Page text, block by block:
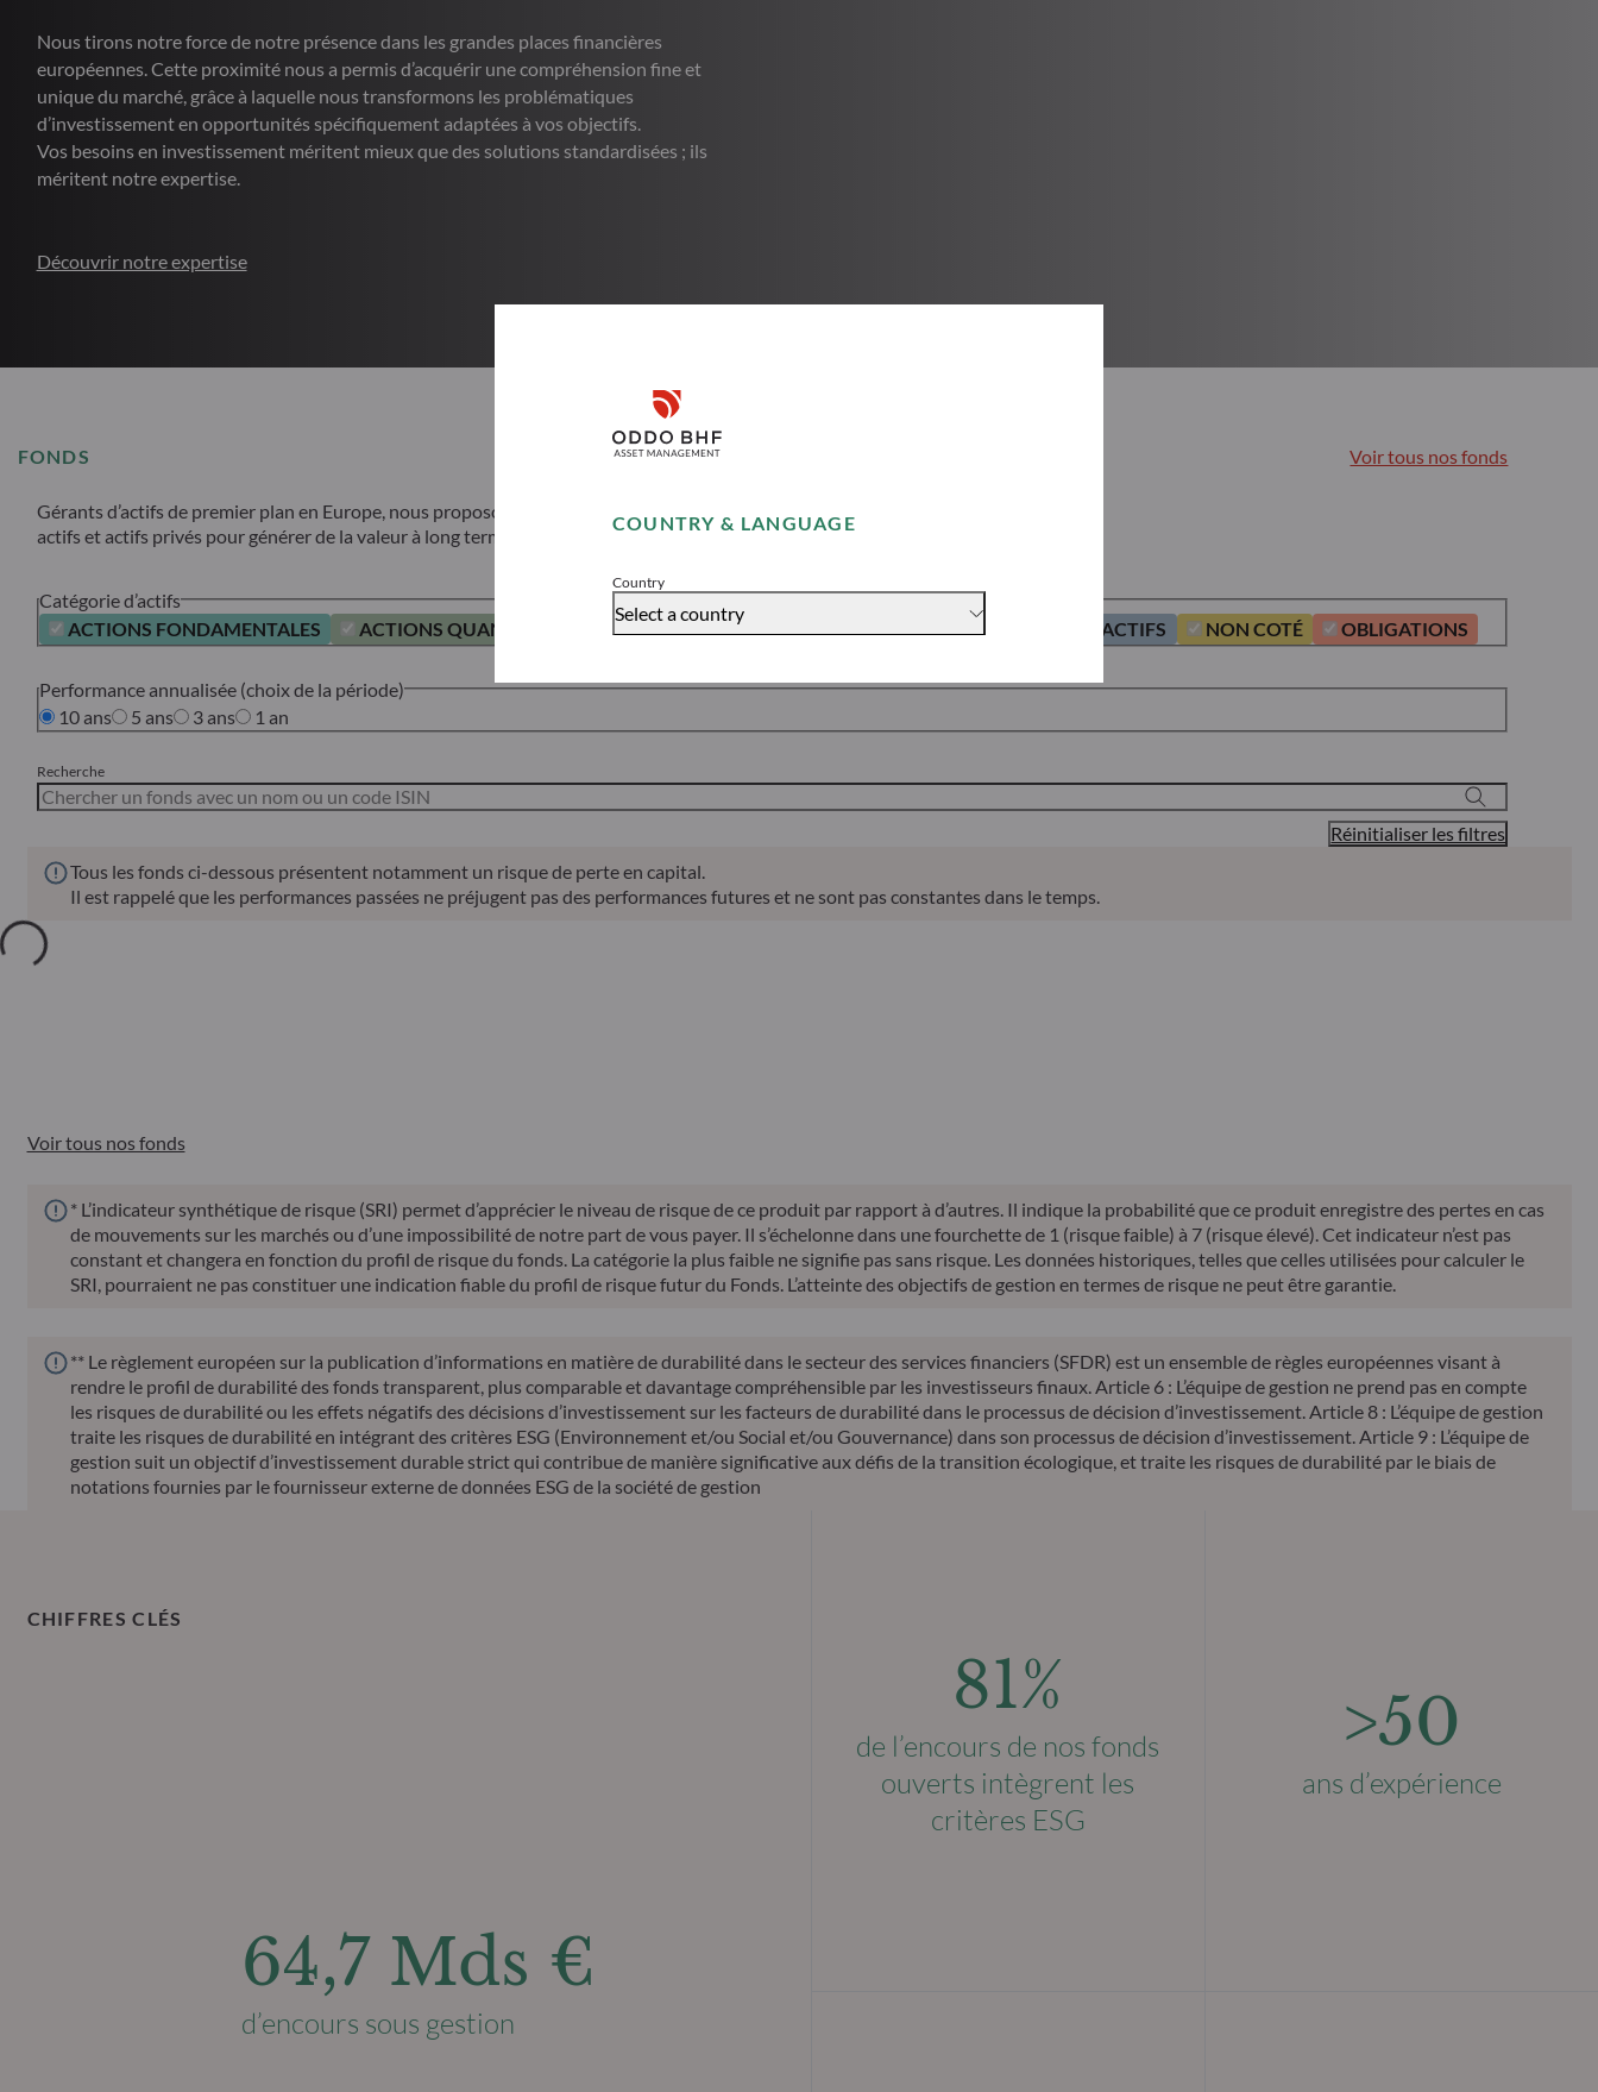
COUNTRY & LANGUAGE
Country
Select a country
Disclaimer
Accept
Nous tirons notre force de notre présence dans les grandes places financières
européennes. Cette proximité nous a permis d’acquérir une compréhension fine et
unique du marché, grâce à laquelle nous transformons les problématiques
d’investissement en opportunités spécifiquement adaptées à vos objectifs.
Vos besoins en investissement méritent mieux que des solutions standardisées ; ils
méritent notre expertise.
Découvrir notre expertise
FONDS Voir tous nos fonds
Gérants d’actifs de premier plan en Europe, nous proposons des solutions d’investissement en actions, obligations, multi-
actifs et actifs privés pour générer de la valeur à long terme pour nos clients.
Catégorie d’actifs
ACTIONS FONDAMENTALES
ACTIONS QUANTITATIVES ACTIONS THÉMATIQUES ETF ACTIFS MULTI-ACTIFS NON COTÉ OBLIGATIONS
Performance annualisée (choix de la période)
10 ans
5 ans 3 ans 1 an
Recherche
Réinitialiser les filtres
Tous les fonds ci-dessous présentent notamment un risque de perte en capital.
Il est rappelé que les performances passées ne préjugent pas des performances futures et ne sont pas constantes dans le temps.
Voir tous nos fonds
* L’indicateur synthétique de risque (SRI) permet d’apprécier le niveau de risque de ce produit par rapport à d’autres. Il indique la probabilité que ce produit enregistre des pertes en cas
de mouvements sur les marchés ou d’une impossibilité de notre part de vous payer. Il s’échelonne dans une fourchette de 1 (risque faible) à 7 (risque élevé). Cet indicateur n’est pas
constant et changera en fonction du profil de risque du fonds. La catégorie la plus faible ne signifie pas sans risque. Les données historiques, telles que celles utilisées pour calculer le
SRI, pourraient ne pas constituer une indication fiable du profil de risque futur du Fonds. L’atteinte des objectifs de gestion en termes de risque ne peut être garantie.
** Le règlement européen sur la publication d’informations en matière de durabilité dans le secteur des services financiers (SFDR) est un ensemble de règles européennes visant à
rendre le profil de durabilité des fonds transparent, plus comparable et davantage compréhensible par les investisseurs finaux. Article 6 : L’équipe de gestion ne prend pas en compte
les risques de durabilité ou les effets négatifs des décisions d’investissement sur les facteurs de durabilité dans le processus de décision d’investissement. Article 8 : L’équipe de gestion
traite les risques de durabilité en intégrant des critères ESG (Environnement et/ou Social et/ou Gouvernance) dans son processus de décision d’investissement. Article 9 : L’équipe de
gestion suit un objectif d’investissement durable strict qui contribue de manière significative aux défis de la transition écologique, et traite les risques de durabilité par le biais de
notations fournies par le fournisseur externe de données ESG de la société de gestion
CHIFFRES CLÉS
64,7 Mds €
d’encours sous gestion
81%
de l’encours de nos fonds
ouverts intègrent les
critères ESG
>50
ans d’expérience